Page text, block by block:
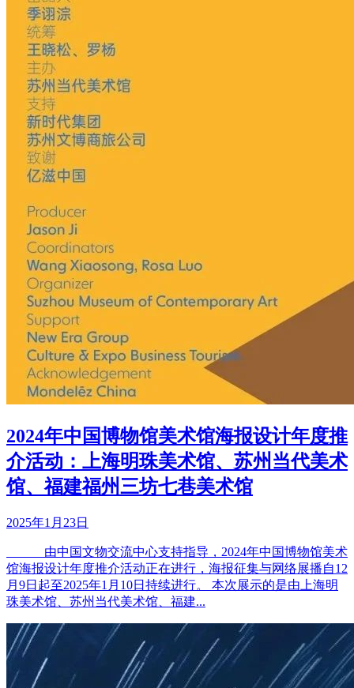
2024年中国博物馆美术馆海报设计年度推
介活动：上海明珠美术馆、苏州当代美术
馆、福建福州三坊七巷美术馆
2025年1月23日
由中国文物交流中心支持指导，2024年中国博物馆美术
馆海报设计年度推介活动正在进行，海报征集与网络展播自12
月9日起至2025年1月10日持续进行。 本次展示的是由上海明
珠美术馆、苏州当代美术馆、福建...